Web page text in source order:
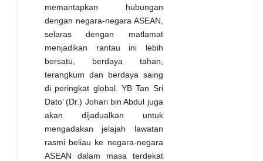
memantapkan hubungan
dengan negara-negara ASEAN,
selaras dengan matlamat
menjadikan rantau ini lebih
bersatu, berdaya tahan,
terangkum dan berdaya saing
di peringkat global. YB Tan Sri
Dato’ (Dr.) Johari bin Abdul juga
akan dijadualkan untuk
mengadakan jelajah lawatan
rasmi beliau ke negara-negara
ASEAN dalam masa terdekat